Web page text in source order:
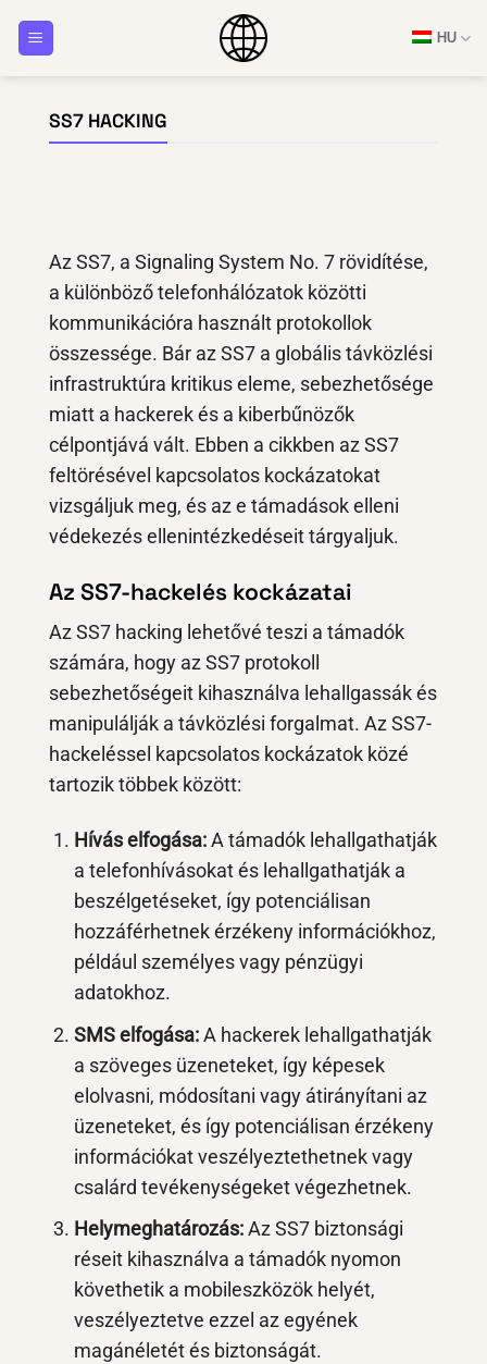
HU
SS7 HACKING
Az SS7, a Signaling System No. 7 rövidítése,
a különböző telefonhálózatok közötti
kommunikációra használt protokollok
összessége. Bár az SS7 a globális távközlési
infrastruktúra kritikus eleme, sebezhetősége
miatt a hackerek és a kiberbűnözők
célpontjává vált. Ebben a cikkben az SS7
feltörésével kapcsolatos kockázatokat
vizsgáljuk meg, és az e támadások elleni
védekezés ellenintézkedéseit tárgyaljuk.
Az SS7-hackelés kockázatai
Az SS7 hacking lehetővé teszi a támadók
számára, hogy az SS7 protokoll
sebezhetőségeit kihasználva lehallgassák és
manipulálják a távközlési forgalmat. Az SS7-
hackeléssel kapcsolatos kockázatok közé
tartozik többek között:
Hívás elfogása:A támadók lehallgathatják
a telefonhívásokat és lehallgathatják a
beszélgetéseket, így potenciálisan
hozzáférhetnek érzékeny információkhoz,
például személyes vagy pénzügyi
adatokhoz.
SMS elfogása:A hackerek lehallgathatják
a szöveges üzeneteket, így képesek
elolvasni, módosítani vagy átirányítani az
üzeneteket, és így potenciálisan érzékeny
információkat veszélyeztethetnek vagy
csalárd tevékenységeket végezhetnek.
Helymeghatározás:Az SS7 biztonsági
réseit kihasználva a támadók nyomon
követhetik a mobileszközök helyét,
veszélyeztetve ezzel az egyének
magánéletét és biztonságát.